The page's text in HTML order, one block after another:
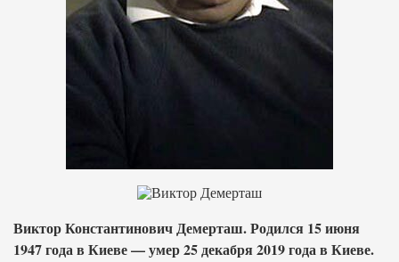
Виктор Константинович Демерташ. Родился 15 июня
1947 года в Киеве — умер 25 декабря 2019 года в Киеве.